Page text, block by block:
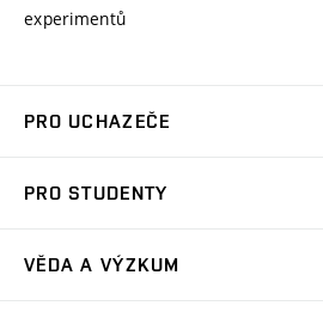
experimentů
PRO UCHAZEČE
Ambasadoři studia
PRO STUDENTY
VĚDA A VÝZKUM